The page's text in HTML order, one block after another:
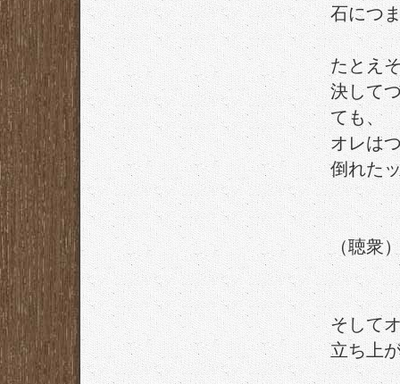
石につ
たとえ
決して
ても、
オレは
倒れた
（聴衆
そして
立ち上